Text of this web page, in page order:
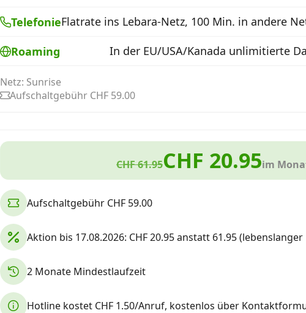
TelefonieFlatrate ins Lebara-Netz, 100 Min. in andere
Roaming In der EU/USA/Kanada unlimitierte
Netz: Sunrise
Aufschaltgebühr CHF 59.00
CHF 61.95CHF 20.95im
Aufschaltgebühr CHF 59.00
Aktion bis 17.08.2026: CHF 20.95 anstatt 61.95 (lebenslanger
2 Monate Mindestlaufzeit
Hotline kostet CHF 1.50/Anruf, kostenlos über